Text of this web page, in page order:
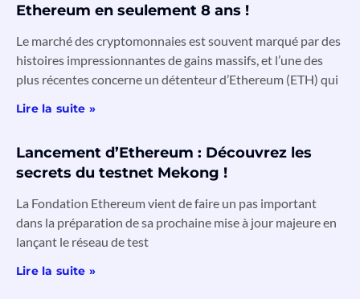
Ethereum en seulement 8 ans !
Le marché des cryptomonnaies est souvent marqué par des
histoires impressionnantes de gains massifs, et l’une des
plus récentes concerne un détenteur d’Ethereum (ETH) qui
Lire la suite »
Lancement d’Ethereum : Découvrez les
secrets du testnet Mekong !
La Fondation Ethereum vient de faire un pas important
dans la préparation de sa prochaine mise à jour majeure en
lançant le réseau de test
Lire la suite »